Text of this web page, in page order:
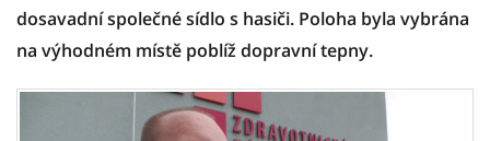
dosavadní společné sídlo s hasiči. Poloha byla vybrána
na výhodném místě poblíž dopravní tepny.